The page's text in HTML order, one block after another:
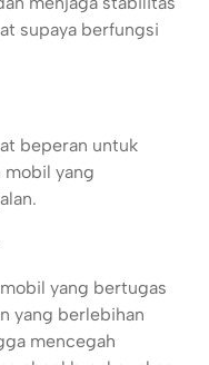
supaya berfungsi
beperan untuk
yang
yang bertugas
yang berlebihan
mencegah